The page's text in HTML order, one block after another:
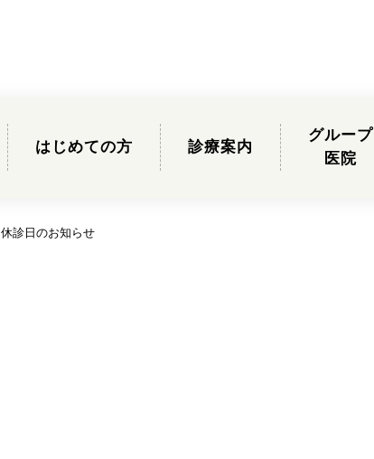
はじめての方 診療案内
グループ
医院
休診日のお知らせ